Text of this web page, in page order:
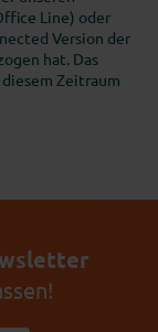
Line) oder
Version der
hat. Das
Zeitraum